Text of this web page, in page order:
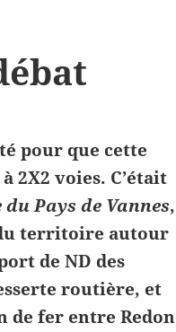
pour que cette
2X2 voies. C’était
Pays de Vannes,
territoire autour
de ND des
routière, et
de fer entre Redon